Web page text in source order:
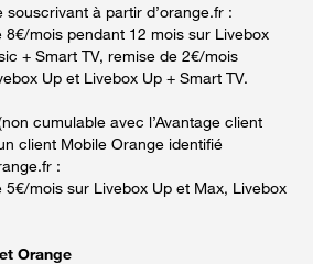
à partir d’orange.fr :
8€/mois pendant 12 mois sur Livebox
+ Smart TV, remise de 2€/mois
Up et Livebox Up + Smart TV.
cumulable avec l’Avantage client
client Mobile Orange identifié
:
5€/mois sur Livebox Up et Max, Livebox
Orange